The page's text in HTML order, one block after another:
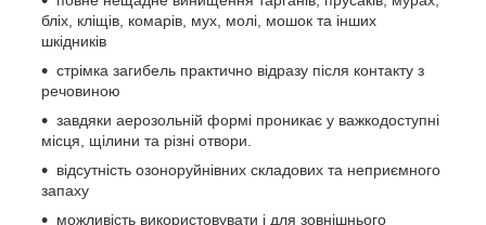
бліх, кліщів, комарів, мух, молі, мошок та інших
шкідників
стрімка загибель практично відразу після контакту з
речовиною
завдяки аерозольній формі проникає у важкодоступні
місця, щілини та різні отвори.
відсутність озоноруйнівних складових та неприємного
запаху
можливість використовувати і для зовнішнього